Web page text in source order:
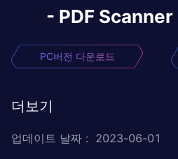
- PDF Scanner
PC버전 다운로드
더보기
업데이트 날짜 : 2023-06-01